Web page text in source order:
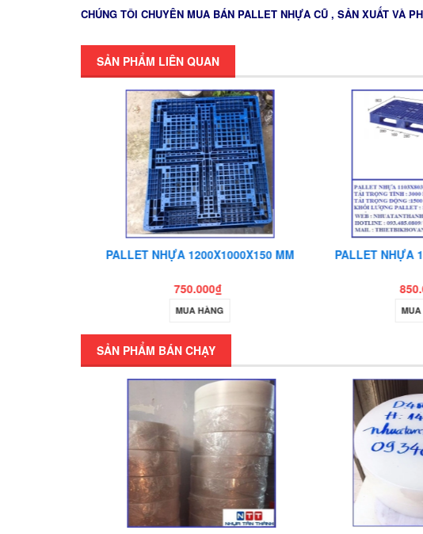
CHÚNG TÔI CHUYÊN MUA BÁN PALLET NHỰA CŨ , SẢN XUẤT VÀ
SẢN PHẨM LIÊN QUAN
PALLET NHỰA 1200X1000X150 MM
750.000₫
MUA HÀNG
PALLET NHỰA
MUA
SẢN PHẨM BÁN CHẠY